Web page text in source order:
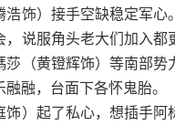
浩饰）接手空缺稳定军心
，说服角头老大们加入都
莎（黄镫辉饰）等南部势
融，台面下各怀鬼胎。
饰）起了私心，想插手阿